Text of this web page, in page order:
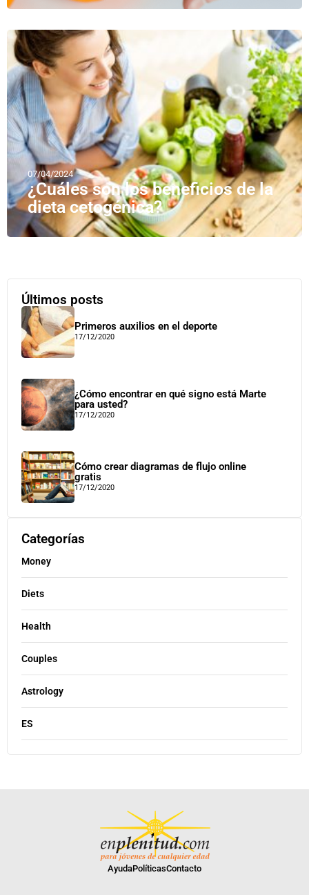
07/04/2024
¿Cuáles son los beneficios de la
dieta cetogénica?
Últimos posts
Primeros auxilios en el deporte
17/12/2020
¿Cómo encontrar en qué signo está Marte
para usted?
17/12/2020
Cómo crear diagramas de flujo online
gratis
17/12/2020
Categorías
Money
Diets
Health
Couples
Astrology
ES
AyudaPolíticasContacto